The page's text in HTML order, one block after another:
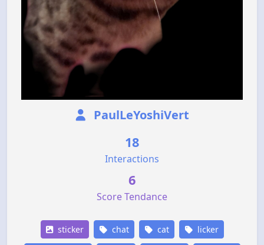
PaulLeYoshiVert
18
Interactions
6
Score Tendance
sticker chat cat licker